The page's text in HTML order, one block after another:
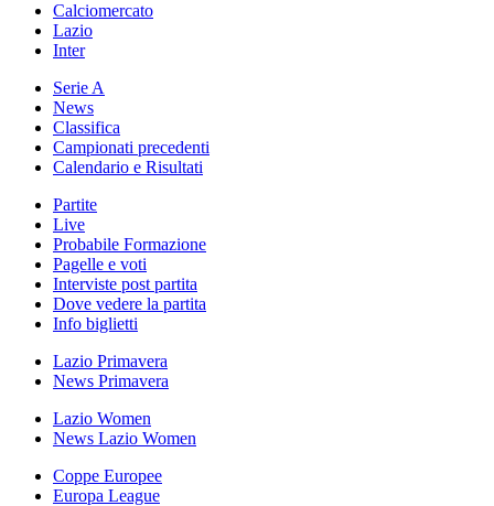
Calciomercato
Lazio
Inter
Serie A
News
Classifica
Campionati precedenti
Calendario e Risultati
Partite
Live
Probabile Formazione
Pagelle e voti
Interviste post partita
Dove vedere la partita
Info biglietti
Lazio Primavera
News Primavera
Lazio Women
News Lazio Women
Coppe Europee
Europa League